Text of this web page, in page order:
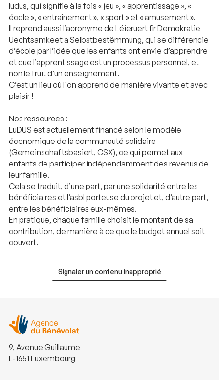
ludus, qui signifie à la fois « jeu », « apprentissage », «
école », « entraînement », « sport » et « amusement ».
Il reprend aussi l’acronyme de Léieruert fir Demokratie
Uechtsamkeet a Selbstbestëmmung, qui se différencie
d’école par l’idée que les enfants ont envie d’apprendre
et que l’apprentissage est un processus personnel, et
non le fruit d’un enseignement.
C’est un lieu où l'on apprend de manière vivante et avec
plaisir !
Nos ressources :
LuDUS est actuellement financé selon le modèle
économique de la communauté solidaire
(Gemeinschaftsbasiert, CSX), ce qui permet aux
enfants de participer indépendamment des revenus de
leur famille.
Cela se traduit, d’une part, par une solidarité entre les
bénéficiaires et l’asbl porteuse du projet et, d’autre part,
entre les bénéficiaires eux-mêmes.
En pratique, chaque famille choisit le montant de sa
contribution, de manière à ce que le budget annuel soit
couvert.
Signaler un contenu inapproprié
9, Avenue Guillaume
L-1651 Luxembourg